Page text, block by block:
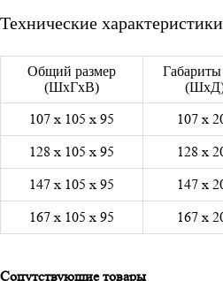
Технические
Общий размер
(ШхГхВ)
107 х 105 х 95 107 х
128 х 105 х 95
128 х
147 х 105 х 95
147 х
167 х 105 х 95
167 х
Сопутствующие товары